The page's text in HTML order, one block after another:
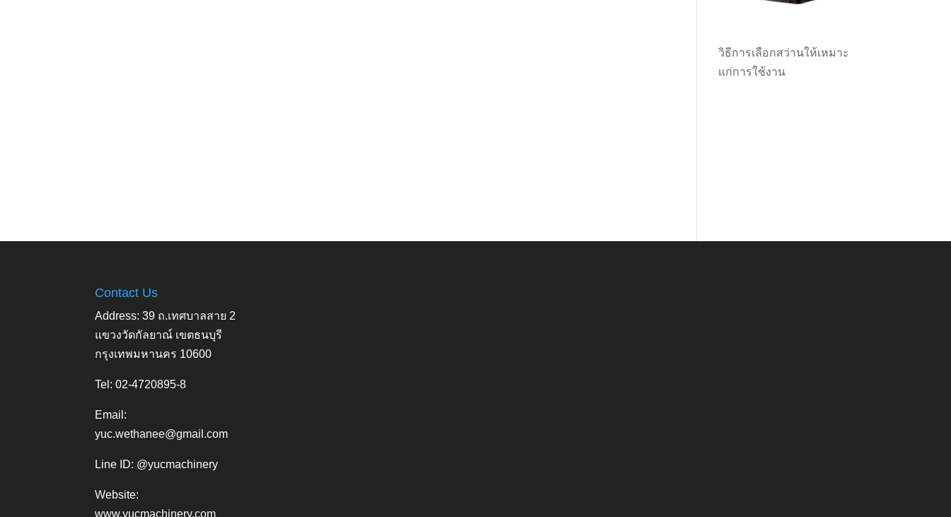
วิธีการเลือกสว่านให้เหมาะ
แก่การใช้งาน
Contact Us
Address: 39 ถ.เทศบาลสาย 2
แขวงวัดกัลยาณ์ เขตธนบุรี
กรุงเทพมหานคร 10600
Tel: 02-4720895-8
Email:
yuc.wethanee@gmail.com
Line ID: @yucmachinery
Website:
www.yucmachinery.com